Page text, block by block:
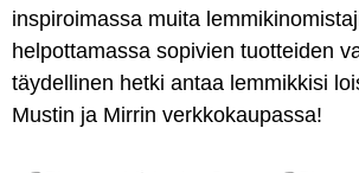
inspiroimassa muita
helpottamassa sopivien tuotteiden
täydellinen hetki antaa lemmikkisi
Mustin ja Mirrin verkkokaupassa!